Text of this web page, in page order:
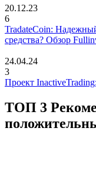
20.12.23
6
TradateCoin:
средства? Обзор
24.04.24
3
Проект
ТОП 3